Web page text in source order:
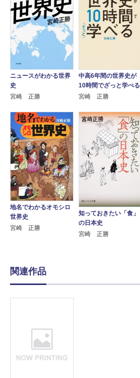
ニュースがわかる世界
史
宮崎 正勝
中高6年間の世界史が
10時間でざっと学べる
宮崎 正勝
地名でわかるオモシロ
世界史
宮崎 正勝
知っておきたい「食」
の日本史
宮崎 正勝
関連作品